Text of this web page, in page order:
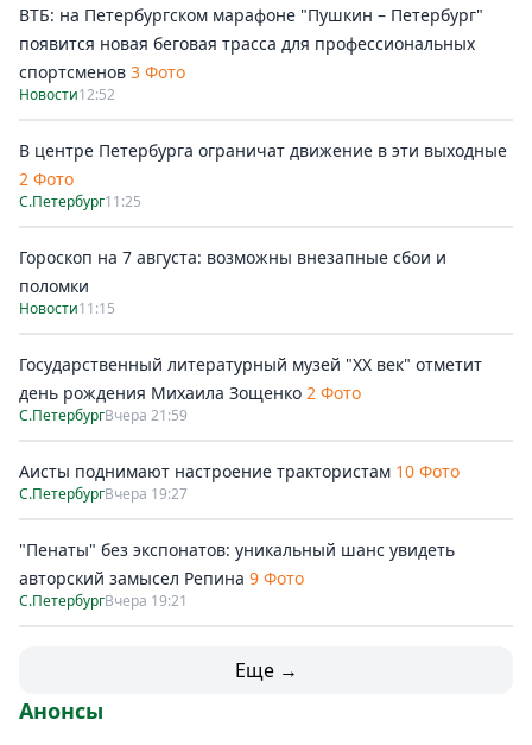
ВТБ: на Петербургском марафоне "Пушкин – Петербург"
появится новая беговая трасса для профессиональных
спортсменов 3 Фото
Новости12:52
В центре Петербурга ограничат движение в эти выходные
2 Фото
С.Петербург11:25
Гороскоп на 7 августа: возможны внезапные сбои и
поломки
Новости11:15
Государственный литературный музей "ХХ век" отметит
день рождения Михаила Зощенко 2 Фото
С.ПетербургВчера 21:59
Аисты поднимают настроение трактористам 10 Фото
С.ПетербургВчера 19:27
"Пенаты" без экспонатов: уникальный шанс увидеть
авторский замысел Репина 9 Фото
С.ПетербургВчера 19:21
Еще →
Анонсы